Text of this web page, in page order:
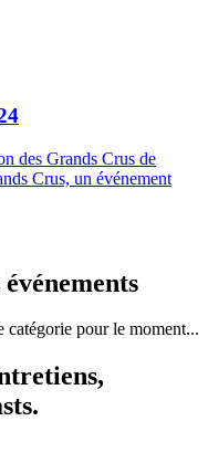
des Grands Crus de
Crus, un événement
catégorie pour le moment...